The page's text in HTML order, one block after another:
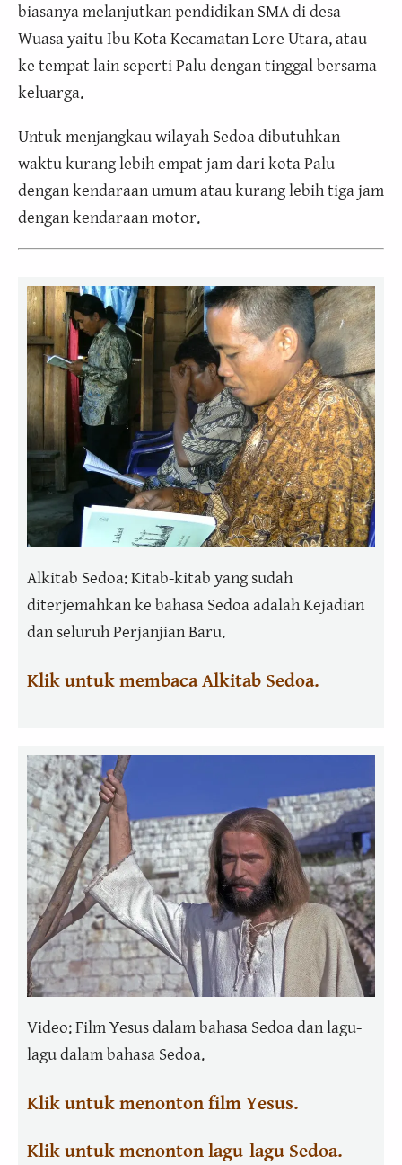
biasanya melanjutkan pendidikan SMA di desa
Wuasa yaitu Ibu Kota Kecamatan Lore Utara, atau
ke tempat lain seperti Palu dengan tinggal bersama
keluarga.
Untuk menjangkau wilayah Sedoa dibutuhkan
waktu kurang lebih empat jam dari kota Palu
dengan kendaraan umum atau kurang lebih tiga jam
dengan kendaraan motor.
Alkitab Sedoa: Kitab-kitab yang sudah
diterjemahkan ke bahasa Sedoa adalah Kejadian
dan seluruh Perjanjian Baru.
Klik untuk membaca Alkitab Sedoa.
Video: Film Yesus dalam bahasa Sedoa dan lagu-
lagu dalam bahasa Sedoa.
Klik untuk menonton film Yesus.
Klik untuk menonton lagu-lagu Sedoa.